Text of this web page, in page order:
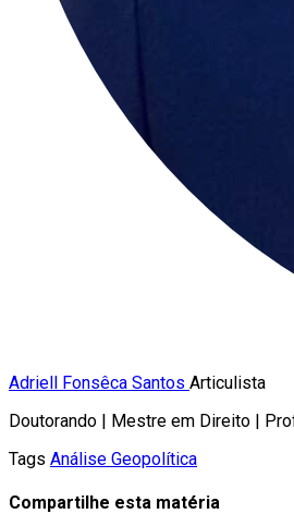
Adriell Fonsêca Santos Articulista
Doutorando | Mestre em Direito |
Tags Análise Geopolítica
Compartilhe esta matéria